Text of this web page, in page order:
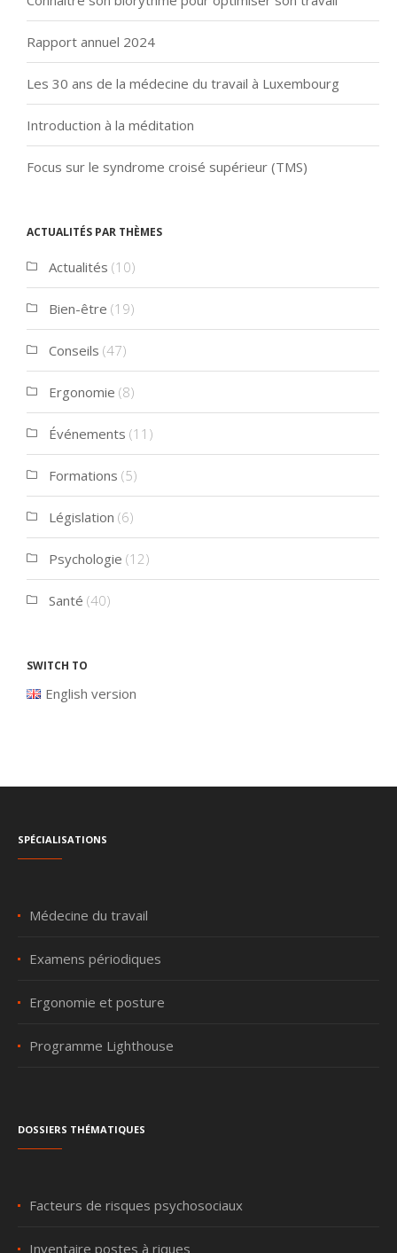
Rapport annuel 2024
Les 30 ans de la médecine du travail à Luxembourg
Introduction à la méditation
Focus sur le syndrome croisé supérieur (TMS)
Actualités par thèmes
Actualités (10)
Bien-être (19)
Conseils (47)
Ergonomie (8)
Événements (11)
Formations (5)
Législation (6)
Psychologie (12)
Santé (40)
Switch to
English version
Spécialisations
Médecine du travail
Examens périodiques
Ergonomie et posture
Programme Lighthouse
Dossiers thématiques
Facteurs de risques psychosociaux
Inventaire postes à riques